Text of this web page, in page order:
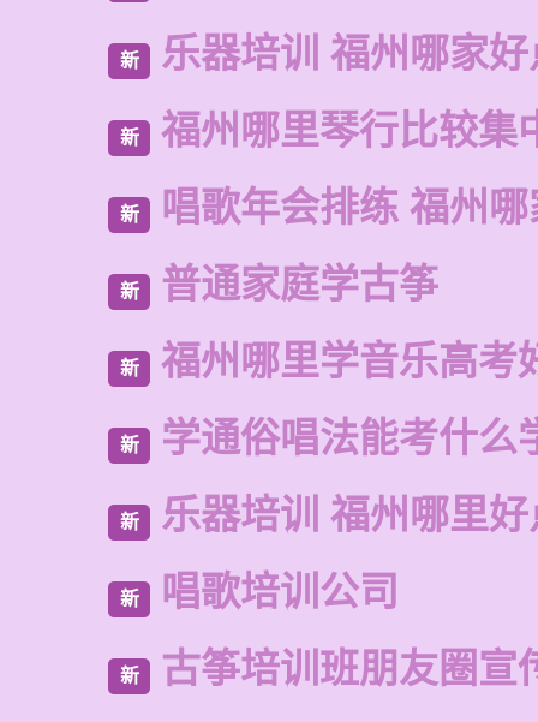
新 乐器培训 福州哪家
新 福州哪里琴行比较集
新 唱歌年会排练 福州
新 普通家庭学古筝
新 福州哪里学音乐高考
新 学通俗唱法能考什么
新 乐器培训 福州哪里
新 唱歌培训公司
新 古筝培训班朋友圈宣